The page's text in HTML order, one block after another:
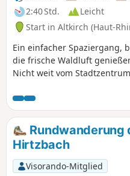
2:40 Std.
Leicht
Start in Altkirch (Haut-
Ein einfacher Spaziergang,
die frische Waldluft
Nicht weit vom
Aussichtspunkte und den
an dessen Ufer man sich
und die Umgebung
Rundwanderung
Hirtzbach
Visorando-Mitglied